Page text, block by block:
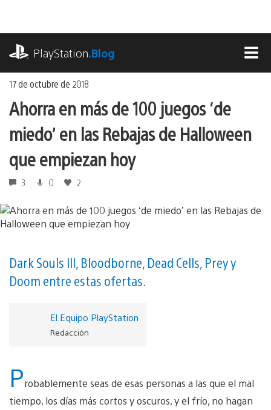
contenido
PlayStation.Blog
17 de octubre de 2018
Ahorra en más de 100 juegos ‘de
miedo’ en las Rebajas de Halloween
que empiezan hoy
3 0 2
Dark Souls III, Bloodborne, Dead Cells, Prey y
Doom entre estas ofertas.
El Equipo PlayStation
Redacción
Probablemente seas de esas personas a las que el mal
tiempo, los días más cortos y oscuros, y el frío, no hagan